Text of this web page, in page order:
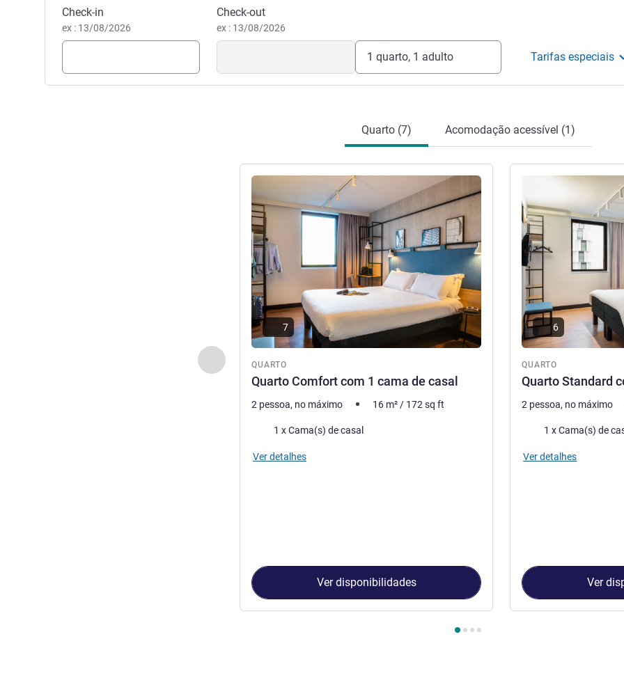
Reservar este hotel
Check-in
ex : 13/08/2026
Check-out
ex : 13/08/2026
1 quarto, 1 adulto Tarifas especiais
Quarto (7) Acomodação acessível (1)
Anterior - Quarto
QUARTO
Quarto Comfort com 1 cama de casal
Ver detalhes
7
2 pessoa, no máximo 16 m² / 172 sq ft
Roupa de cama
1 x Cama(s) de casal
Ver detalhes
Ver disponibilidades
QUARTO
Quarto Standard
Ver detalhes
6
2 pessoa, no máximo
Roupa de cama
1 x Cama(s) de
Ver detalhes
Ver